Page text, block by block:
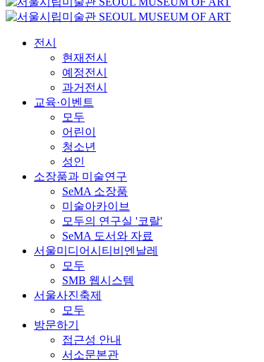
전시
현재전시
예정전시
과거전시
교육·이벤트
모두
어린이
청소년
성인
소장품과 미술연구
SeMA 소장품
미술아카이브
모두의 연구실 '코랄'
SeMA 도서와 자료
서울미디어시티비엔날레
모두
SMB 웹시스템
서울사진축제
모두
방문하기
접근성 안내
서소문본관